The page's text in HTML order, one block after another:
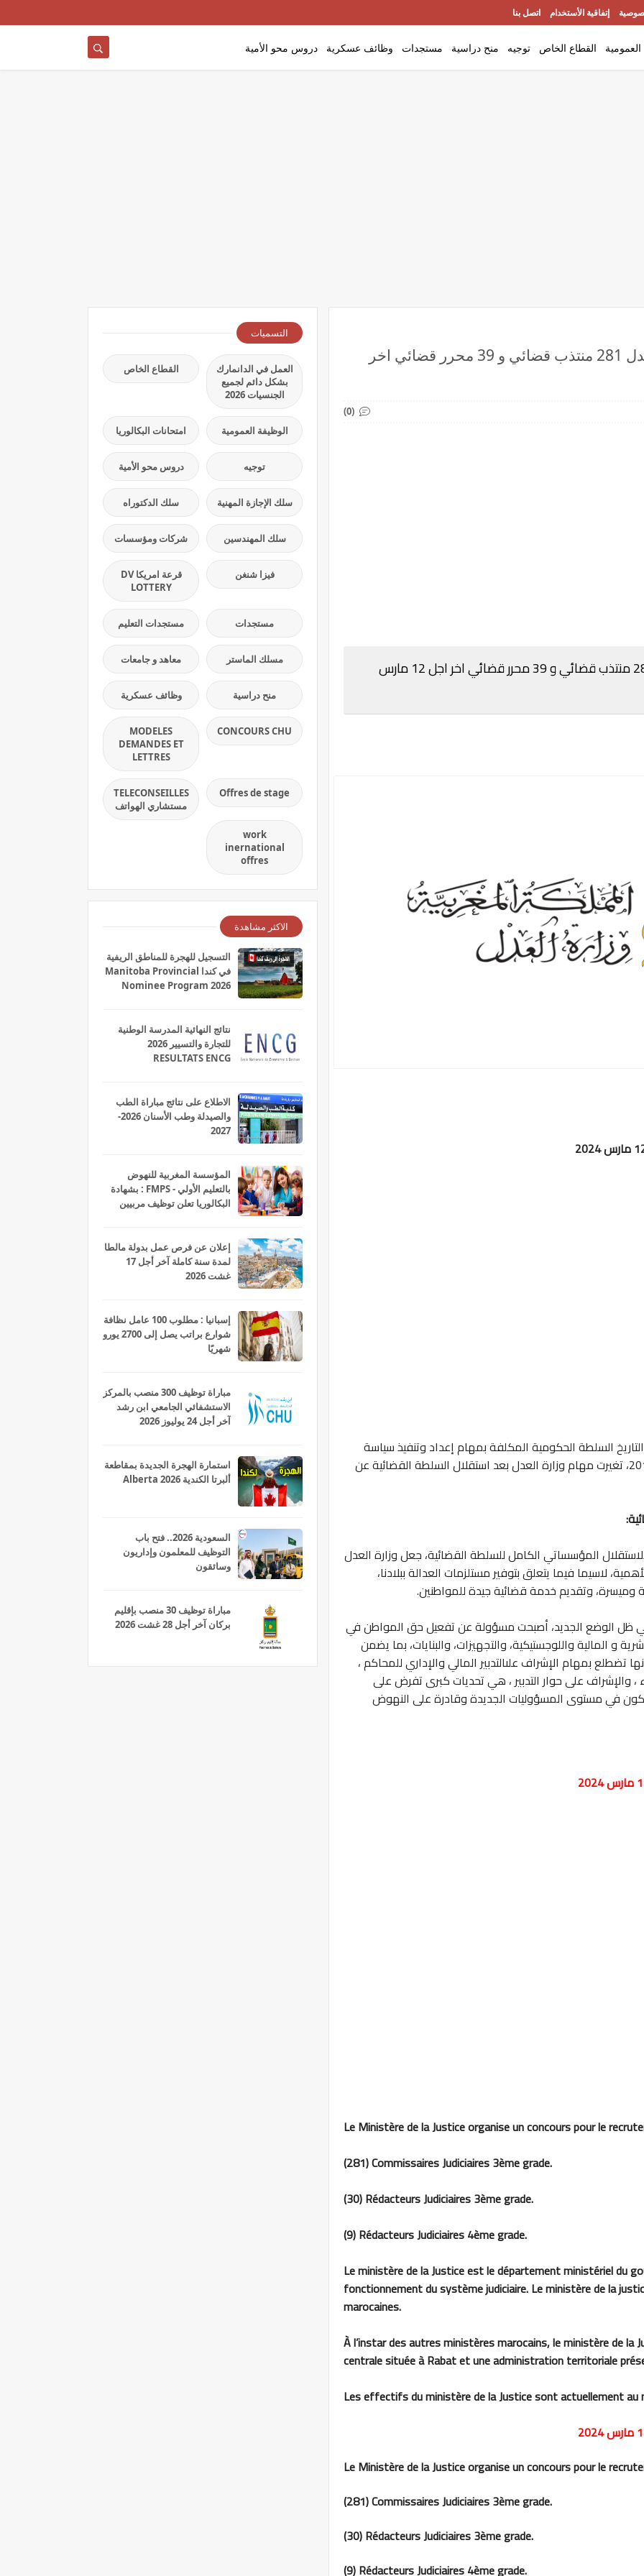
إتفاقية الأستخدام اتصل بنا
القطاع الخاص توجيه منح دراسية مستجدات وظائف عسكرية دروس محو الأمية
مباراة توظيف 320 منصبا بوزارة العدل 281 منتذب قضائي و 39 محرر قضائي اخر
(0)
مباراة توظيف 320 منصبا بوزارة العدل 281 منتذب قضائي و 39 محرر قضائي اخر اجل 12 مارس
وشكلت منذ ذلك التاريخ السلطة الحكومية المكلفة بمهام إعداد وتنفيذ سياسة
الحكومة في ميدان العدالة. وبمقتضى دستور 2011، تغيرت مهام وزارة العدل بعد استقلال السلطة القضائية عن
المؤسساتي الكامل للسلطة القضائية، جعل وزارة العدل
لاسيما فيما يتعلق بتوفير مستلزمات العدالة ببلادنا،
وتقديم خدمة قضائية جيدة للمواطنين.
ظل الوضع الجديد، أصبحت مسؤولة عن تفعيل حق المواطن في
و المالية واللوجستيكية، والتجهيزات، والبنايات، بما يضمن
بمهام الإشراف علىالتدبير المالي والإداري للمحاكم ،
، والإشراف على حوار التدبير ، هي تحديات كبرى تفرض على
تكون في مستوى المسؤوليات الجديدة وقادرة على النهوض
Le Ministère de la Justice organise un concours pour le
(281) Commissaires Judiciaires 3ème grade.
(30) Rédacteurs Judiciaires 3ème grade.
(9) Rédacteurs Judiciaires 4ème grade.
Le ministère de la Justice est le département ministériel du
fonctionnement du système judiciaire. Le ministère de la
marocaines.
À l’instar des autres ministères marocains, le ministère de
centrale située à Rabat et une administration territoriale
Les effectifs du ministère de la Justice sont actuellement
Le Ministère de la Justice organise un concours pour le
(281) Commissaires Judiciaires 3ème grade.
(30) Rédacteurs Judiciaires 3ème grade.
(9) Rédacteurs Judiciaires 4ème grade.
التسميات
العمل في الدانمارك
بشكل دائم لجميع
الجنسيات 2026
القطاع الخاص
الوظيفة العمومية امتحانات البكالوريا
توجيه دروس محو الأمية
سلك الإجازة المهنية سلك الدكتوراه
سلك المهندسين شركات ومؤسسات
فيزا شنغن
قرعة امريكا DV
LOTTERY
مستجدات مستجدات التعليم
مسلك الماستر معاهد و جامعات
منح دراسية وظائف عسكرية
CONCOURS CHU
MODELES
DEMANDES ET
LETTRES
Offres de stage
TELECONSEILLES
مستشاري الهواتف
work
inernational
offres
الاكثر مشاهدة
التسجيل للهجرة للمناطق الريفية
في كندا Manitoba Provincial
Nominee Program 2026
نتائج النهائية المدرسة الوطنية
للتجارة والتسيير 2026
RESULTATS ENCG
الاطلاع على نتائج مباراة الطب
والصيدلة وطب الأسنان 2026-
2027
المؤسسة المغربية للنهوض
بالتعليم الأولي - FMPS : بشهادة
البكالوريا تعلن توظيف مربيين
إعلان عن فرص عمل بدولة مالطا
لمدة سنة كاملة آخر أجل 17
غشت 2026
إسبانيا : مطلوب 100 عامل نظافة
شوارع براتب يصل إلى 2700 يورو
شهريًا
مباراة توظيف 300 منصب بالمركز
الاستشفائي الجامعي ابن رشد
آخر أجل 24 يوليوز 2026
استمارة الهجرة الجديدة بمقاطعة
ألبرتا الكندية Alberta 2026
السعودية 2026.. فتح باب
التوظيف للمعلمون وإداريون
وسائقون
مباراة توظيف 30 منصب بإقليم
بركان آخر أجل 28 غشت 2026